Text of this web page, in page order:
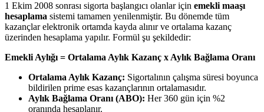
1 Ekim 2008 sonrası sigorta başlangıcı olanlar için emekli maaşı
hesaplama sistemi tamamen yenilenmiştir. Bu dönemde tüm
kazançlar elektronik ortamda kayda alınır ve ortalama kazanç
üzerinden hesaplama yapılır. Formül şu şekildedir:
Emekli Aylığı = Ortalama Aylık Kazanç x Aylık Bağlama Oranı
Ortalama Aylık Kazanç: Sigortalının çalışma süresi boyunca
bildirilen prime esas kazançlarının ortalamasıdır.
Aylık Bağlama Oranı (ABO): Her 360 gün için %2
oranında hesaplanır.